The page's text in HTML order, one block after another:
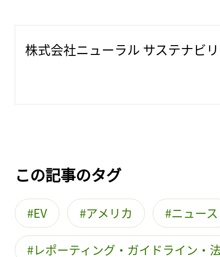
株式会社ニューラル サステナビ
この記事のタグ
EV アメリカ ニュース
レポーティング・ガイドライン・